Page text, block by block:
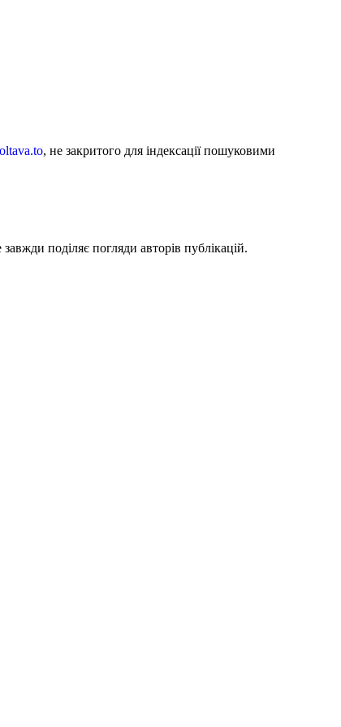
, не закритого для індексації пошуковими
поділяє погляди авторів публікацій.